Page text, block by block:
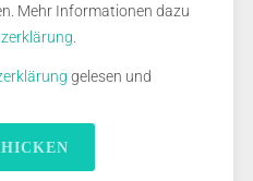
Mehr Informationen dazu
.
gelesen und